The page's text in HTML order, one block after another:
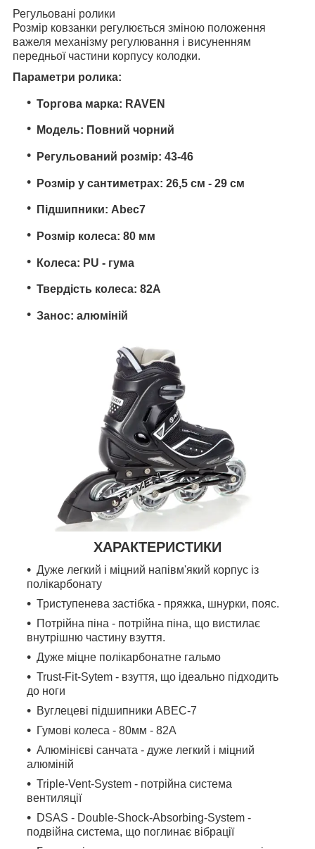
Регульовані ролики
Розмір ковзанки регулюється зміною положення
важеля механізму регулювання і висуненням
передньої частини корпусу колодки.
Параметри ролика:
Торгова марка: RAVEN
Модель: Повний чорний
Регульований розмір: 43-46
Розмір у сантиметрах: 26,5 см - 29 см
Підшипники: Abec7
Розмір колеса: 80 мм
Колеса: PU - гума
Твердість колеса: 82A
Занос: алюміній
ХАРАКТЕРИСТИКИ
Дуже легкий і міцний напівм'який корпус із
полікарбонату
Триступенева застібка - пряжка, шнурки, пояс.
Потрійна піна - потрійна піна, що вистилає
внутрішню частину взуття.
Дуже міцне полікарбонатне гальмо
Trust-Fit-Sytem - взуття, що ідеально підходить
до ноги
Вуглецеві підшипники ABEC-7
Гумові колеса - 80мм - 82А
Алюмінієві санчата - дуже легкий і міцний
алюміній
Triple-Vent-System - потрійна система
вентиляції
DSAS - Double-Shock-Absorbing-System -
подвійна система, що поглинає вібрації